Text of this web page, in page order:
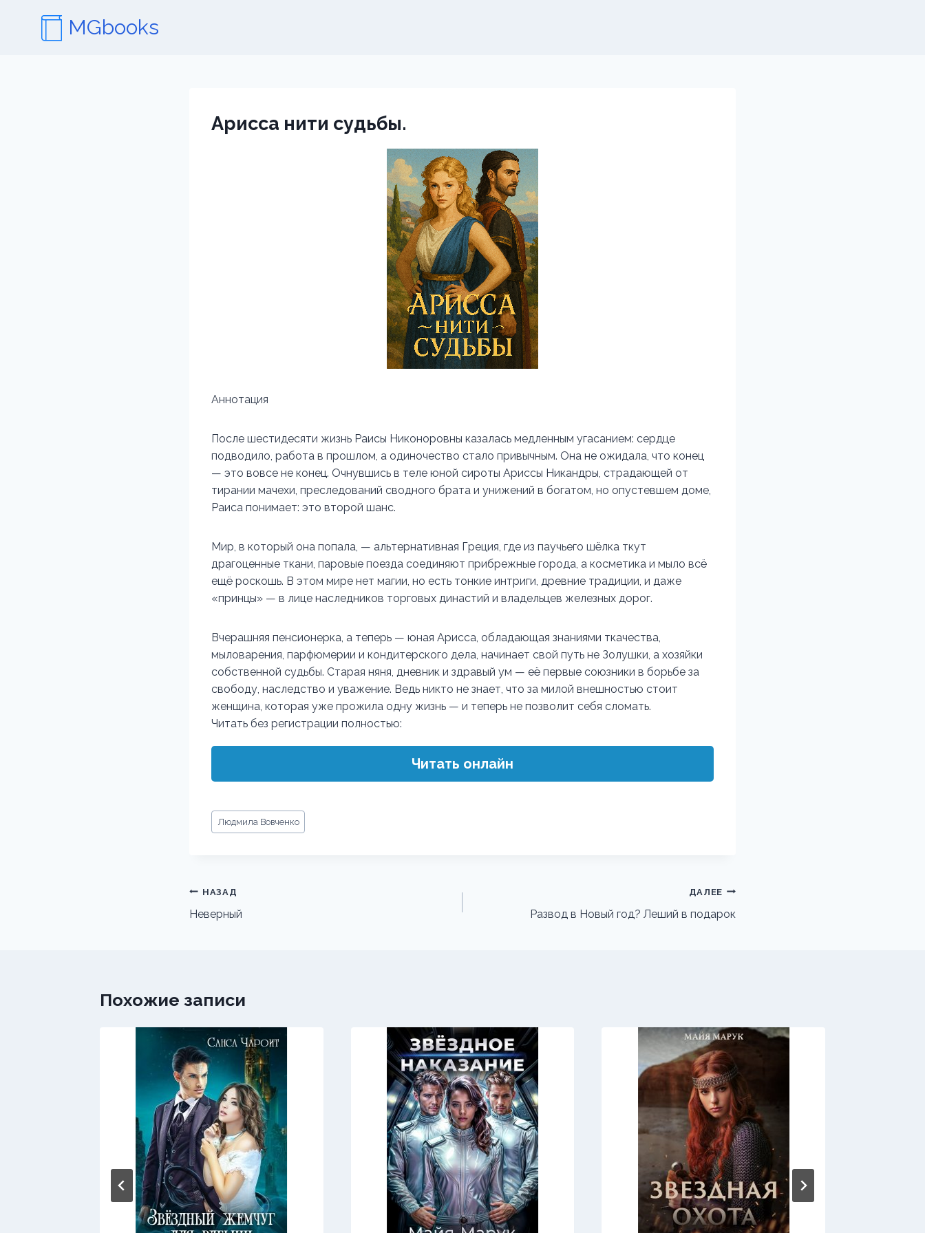
содержимому
MGbooks
Арисса нити судьбы.
Аннотация
После шестидесяти жизнь Раисы Никоноровны казалась медленным угасанием: сердце
подводило, работа в прошлом, а одиночество стало привычным. Она не ожидала, что конец
— это вовсе не конец. Очнувшись в теле юной сироты Ариссы Никандры, страдающей от
тирании мачехи, преследований сводного брата и унижений в богатом, но опустевшем доме,
Раиса понимает: это второй шанс.
Мир, в который она попала, — альтернативная Греция, где из паучьего шёлка ткут
драгоценные ткани, паровые поезда соединяют прибрежные города, а косметика и мыло всё
ещё роскошь. В этом мире нет магии, но есть тонкие интриги, древние традиции, и даже
«принцы» — в лице наследников торговых династий и владельцев железных дорог.
Вчерашняя пенсионерка, а теперь — юная Арисса, обладающая знаниями ткачества,
мыловарения, парфюмерии и кондитерского дела, начинает свой путь не Золушки, а хозяйки
собственной судьбы. Старая няня, дневник и здравый ум — её первые союзники в борьбе за
свободу, наследство и уважение. Ведь никто не знает, что за милой внешностью стоит
женщина, которая уже прожила одну жизнь — и теперь не позволит себя сломать.
Читать без регистрации полностью:
Читать онлайн
Метки
записи:
Людмила Вовченко
Навигация
по
НАЗАД
Неверный
ДАЛЕЕ
Развод в Новый год? Леший в подарок
Похожие записи